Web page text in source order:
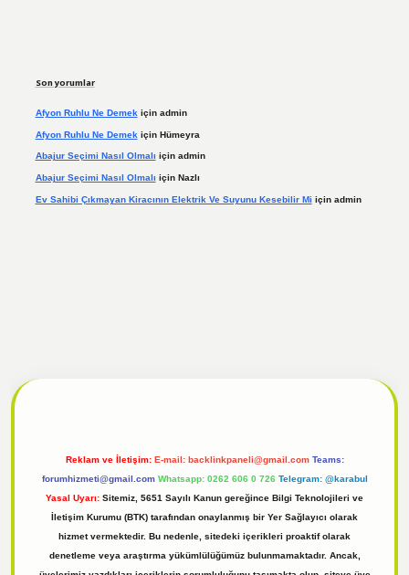
Son yorumlar
Afyon Ruhlu Ne Demek için admin
Afyon Ruhlu Ne Demek için Hümeyra
Abajur Seçimi Nasıl Olmalı için admin
Abajur Seçimi Nasıl Olmalı için Nazlı
Ev Sahibi Çıkmayan Kiracının Elektrik Ve Suyunu Kesebilir Mi için admin
Reklam ve İletişim: E-mail: backlinkpaneli@gmail.com Teams:
forumhizmeti@gmail.com Whatsapp: 0262 606 0 726 Telegram: @karabul
Yasal Uyarı: Sitemiz, 5651 Sayılı Kanun gereğince Bilgi Teknolojileri ve
İletişim Kurumu (BTK) tarafından onaylanmış bir Yer Sağlayıcı olarak
hizmet vermektedir. Bu nedenle, sitedeki içerikleri proaktif olarak
denetleme veya araştırma yükümlülüğümüz bulunmamaktadır. Ancak,